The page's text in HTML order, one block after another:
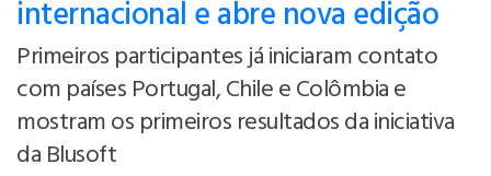
internacional e abre nova edição
Primeiros participantes já iniciaram contato
com países Portugal, Chile e Colômbia e
mostram os primeiros resultados da iniciativa
da Blusoft